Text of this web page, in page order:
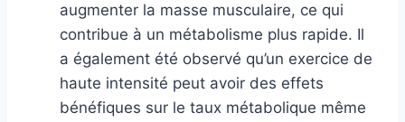
augmenter la masse musculaire, ce qui
contribue à un métabolisme plus rapide. Il
a également été observé qu’un exercice de
haute intensité peut avoir des effets
bénéfiques sur le taux métabolique même